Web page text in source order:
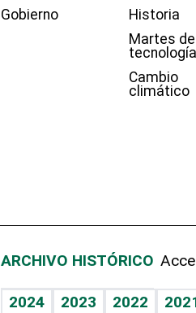
Gobierno
Historia
Martes de
tecnología
Cambio
climático
ARCHIVO HISTÓRICO
2024 2023 2022